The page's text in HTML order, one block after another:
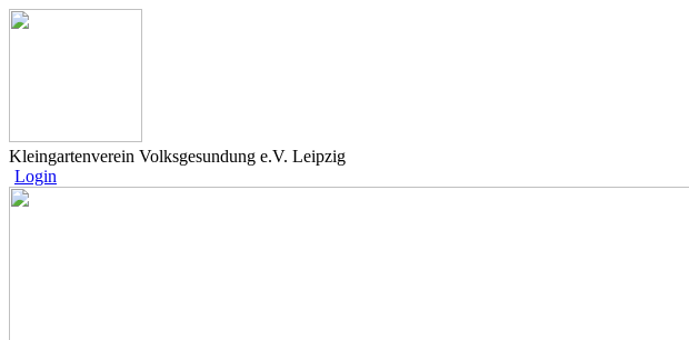
Kleingartenverein Volksgesundung e.V. Leipzig
Login